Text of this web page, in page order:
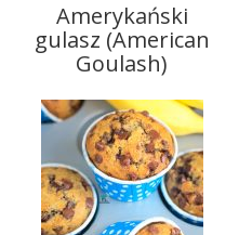
Amerykański
gulasz (American
Goulash)